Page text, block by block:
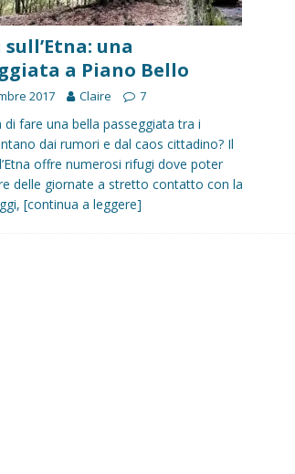
una
a Piano Bello
2017 Claire 7
di fare una bella passeggiata tra i
dai rumori e dal caos cittadino? Il
offre numerosi rifugi dove poter
delle giornate a stretto contatto con la
[continua a leggere]